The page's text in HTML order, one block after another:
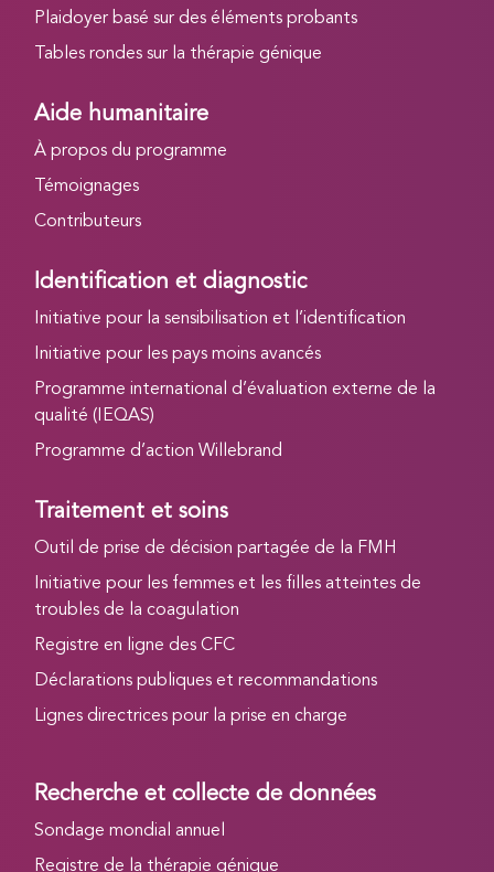
Plaidoyer basé sur des éléments probants
Tables rondes sur la thérapie génique
Aide humanitaire
À propos du programme
Témoignages
Contributeurs
Identification et diagnostic
Initiative pour la sensibilisation et l’identification
Initiative pour les pays moins avancés
Programme international d’évaluation externe de la
qualité (IEQAS)
Programme d’action Willebrand
Traitement et soins
Outil de prise de décision partagée de la FMH
Initiative pour les femmes et les filles atteintes de
troubles de la coagulation
Registre en ligne des CFC
Déclarations publiques et recommandations
Lignes directrices pour la prise en charge
Recherche et collecte de données
Sondage mondial annuel
Registre de la thérapie génique